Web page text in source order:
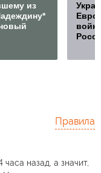
из
Правила
назад, а значит,